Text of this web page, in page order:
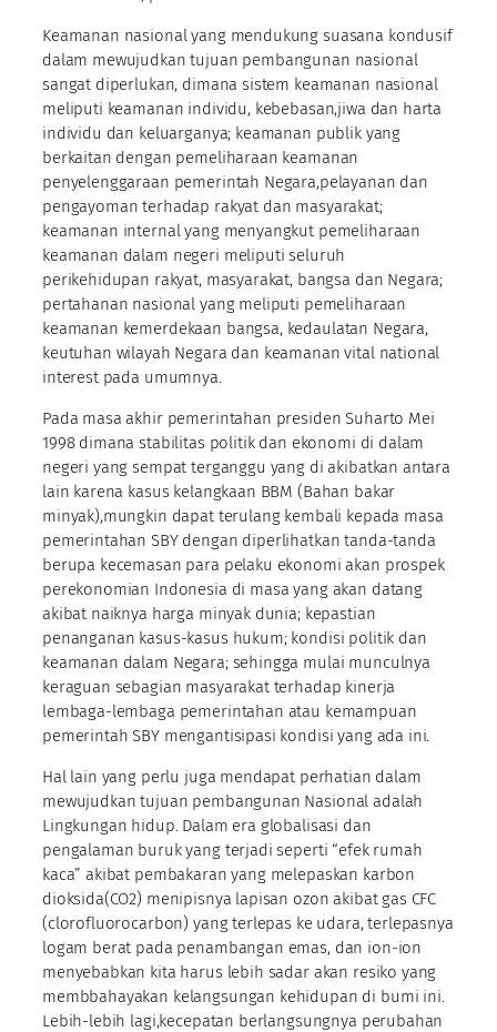
Keamanan nasional yang mendukung suasana kondusif
dalam mewujudkan tujuan pembangunan nasional
sangat diperlukan, dimana sistem keamanan nasional
meliputi keamanan individu, kebebasan,jiwa dan harta
individu dan keluarganya; keamanan publik yang
berkaitan dengan pemeliharaan keamanan
penyelenggaraan pemerintah Negara,pelayanan dan
pengayoman terhadap rakyat dan masyarakat;
keamanan internal yang menyangkut pemeliharaan
keamanan dalam negeri meliputi seluruh
perikehidupan rakyat, masyarakat, bangsa dan Negara;
pertahanan nasional yang meliputi pemeliharaan
keamanan kemerdekaan bangsa, kedaulatan Negara,
keutuhan wilayah Negara dan keamanan vital national
interest pada umumnya.
Pada masa akhir pemerintahan presiden Suharto Mei
1998 dimana stabilitas politik dan ekonomi di dalam
negeri yang sempat terganggu yang di akibatkan antara
lain karena kasus kelangkaan BBM (Bahan bakar
minyak),mungkin dapat terulang kembali kepada masa
pemerintahan SBY dengan diperlihatkan tanda-tanda
berupa kecemasan para pelaku ekonomi akan prospek
perekonomian Indonesia di masa yang akan datang
akibat naiknya harga minyak dunia; kepastian
penanganan kasus-kasus hukum; kondisi politik dan
keamanan dalam Negara; sehingga mulai munculnya
keraguan sebagian masyarakat terhadap kinerja
lembaga-lembaga pemerintahan atau kemampuan
pemerintah SBY mengantisipasi kondisi yang ada ini.
Hal lain yang perlu juga mendapat perhatian dalam
mewujudkan tujuan pembangunan Nasional adalah
Lingkungan hidup. Dalam era globalisasi dan
pengalaman buruk yang terjadi seperti “efek rumah
kaca” akibat pembakaran yang melepaskan karbon
dioksida(CO2) menipisnya lapisan ozon akibat gas CFC
(clorofluorocarbon) yang terlepas ke udara, terlepasnya
logam berat pada penambangan emas, dan ion-ion
menyebabkan kita harus lebih sadar akan resiko yang
membbahayakan kelangsungan kehidupan di bumi ini.
Lebih-lebih lagi,kecepatan berlangsungnya perubahan